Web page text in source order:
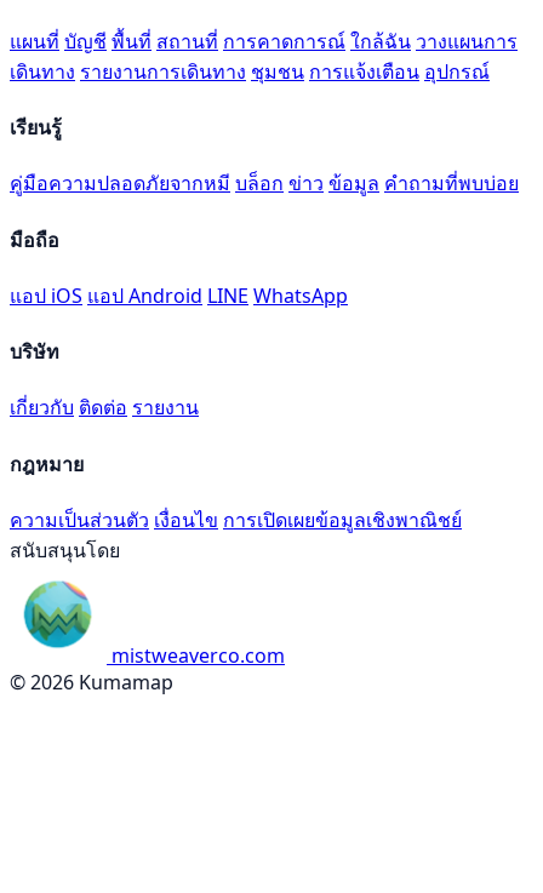
แผนที่ บัญชี พื้นที่ สถานที่ การคาดการณ์ใกล้ฉัน วางแผนการ
เดินทาง รายงานการเดินทาง ชุมชน การแจ้งเตือน อุปกรณ์
เรียนรู้
คู่มือความปลอดภัยจากหมี บล็อก ข่าว ข้อมูล คำถามที่พบบ่อย
มือถือ
แอป iOS แอป Android LINE WhatsApp
บริษัท
เกี่ยวกับ ติดต่อ รายงาน
กฎหมาย
ความเป็นส่วนตัว เงื่อนไข การเปิดเผยข้อมูลเชิงพาณิชย์
สนับสนุนโดย
mistweaverco.com
© 2026 Kumamap